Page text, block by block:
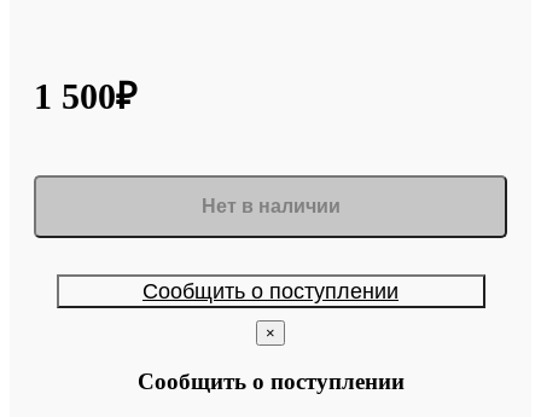
1 500₽
Нет в наличии
Сообщить о поступлении
×
Сообщить о поступлении